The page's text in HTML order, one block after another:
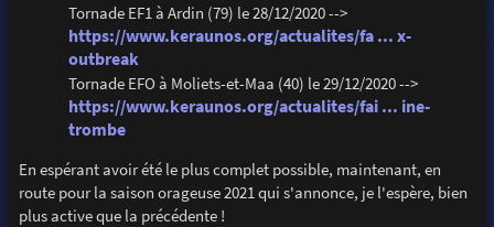
Tornade EF1 à Ardin (79) le 28/12/2020 -->
https://www.keraunos.org/actualites/fa ... x-
outbreak
Tornade EFO à Moliets-et-Maa (40) le 29/12/2020 -->
https://www.keraunos.org/actualites/fai ... ine-
trombe
En espérant avoir été le plus complet possible, maintenant, en
route pour la saison orageuse 2021 qui s'annonce, je l'espère, bien
plus active que la précédente !